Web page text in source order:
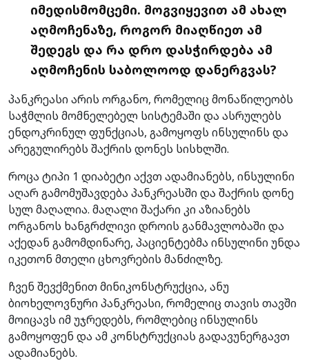
იმედისმომცემი. მოგვიყევით ამ ახალ
აღმოჩენაზე, როგორ მიაღწიეთ ამ
შედეგს და რა დრო დასჭირდება ამ
აღმოჩენის საბოლოოდ დანერგვას?
პანკრეასი არის ორგანო, რომელიც მონაწილეობს
საჭმლის მომნელებელ სისტემაში და ასრულებს
ენდოკრინულ ფუნქციას, გამოყოფს ინსულინს და
არეგულირებს შაქრის დონეს სისხლში.
როცა ტიპი 1 დიაბეტი აქვთ ადამიანებს, ინსულინი
აღარ გამომუშავდება პანკრეასში და შაქრის დონე
სულ მაღალია. მაღალი შაქარი კი აზიანებს
ორგანოს ხანგრძლივი დროის განმავლობაში და
აქედან გამომდინარე, პაციენტებმა ინსულინი უნდა
იკეთონ მთელი ცხოვრების მანძილზე.
ჩვენ შევქმენით მინიკონსტრუქცია, ანუ
ბიოხელოვნური პანკრეასი, რომელიც თავის თავში
მოიცავს იმ უჯრედებს, რომლებიც ინსულინს
გამოყოფენ და ამ კონსტრუქციას გადავუნერგავთ
ადამიანებს.